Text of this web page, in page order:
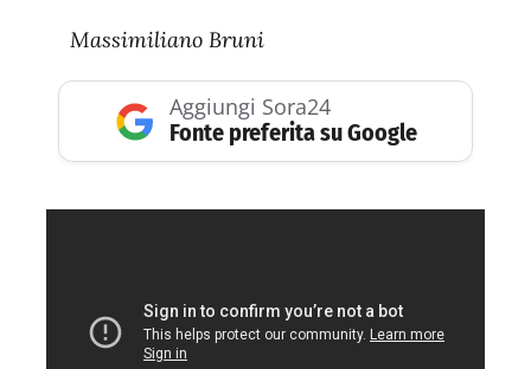
Massimiliano Bruni
Aggiungi Sora24
Fonte preferita su Google